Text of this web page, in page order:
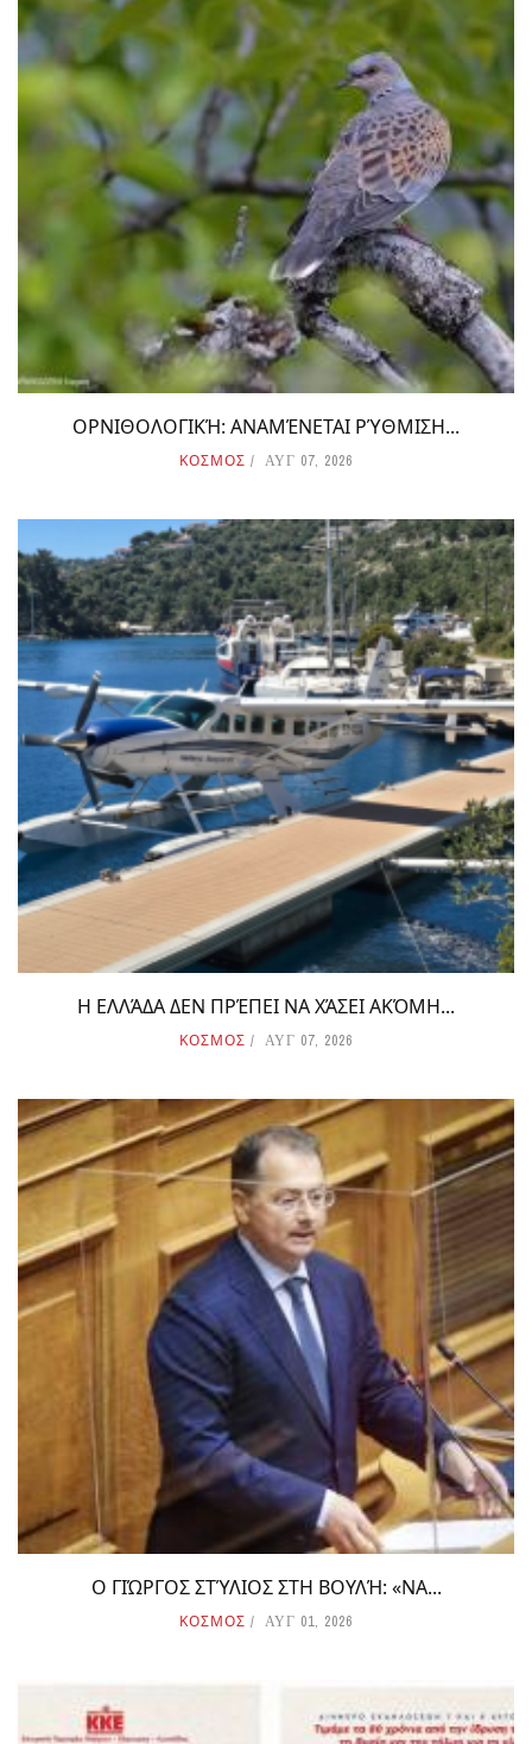
ΟΡΝΙΘΟΛΟΓΙΚΉ: ΑΝΑΜΈΝΕΤΑΙ ΡΎΘΜΙΣΗ...
ΚΟΣΜΟΣ ΑΥΓ 07, 2026
Η ΕΛΛΆΔΑ ΔΕΝ ΠΡΈΠΕΙ ΝΑ ΧΆΣΕΙ ΑΚΌΜΗ...
ΚΟΣΜΟΣ ΑΥΓ 07, 2026
Ο ΓΙΏΡΓΟΣ ΣΤΎΛΙΟΣ ΣΤΗ ΒΟΥΛΉ: «ΝΑ...
ΚΟΣΜΟΣ ΑΥΓ 01, 2026